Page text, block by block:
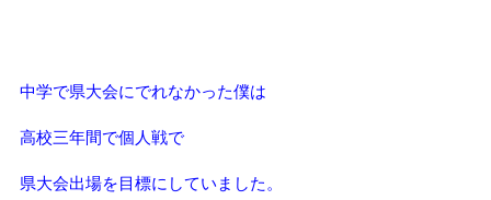
中学で県大会にでれなかった僕は
高校三年間で個人戦で
県大会出場を目標にしていました。